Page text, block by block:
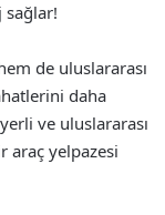
sağlar!
de uluslararası
daha
ve uluslararası
araç yelpazesi